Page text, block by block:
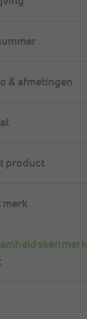
& afmetingen
product
merk